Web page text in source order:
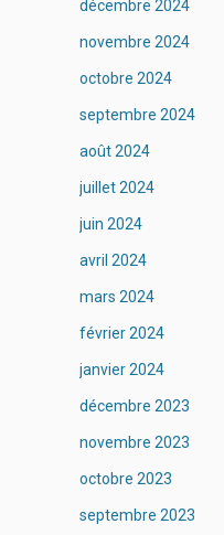
décembre 2024
novembre 2024
octobre 2024
septembre 2024
août 2024
juillet 2024
juin 2024
avril 2024
mars 2024
février 2024
janvier 2024
décembre 2023
novembre 2023
octobre 2023
septembre 2023